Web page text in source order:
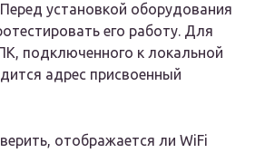
Перед установкой оборудования
его работу. Для
подключенного к локальной
адрес присвоенный
отображается ли WiFi